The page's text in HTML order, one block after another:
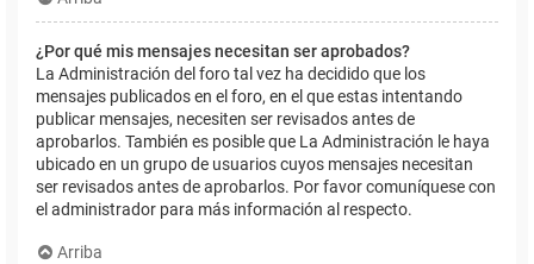
¿Por qué mis mensajes necesitan ser aprobados?
La Administración del foro tal vez ha decidido que los
mensajes publicados en el foro, en el que estas intentando
publicar mensajes, necesiten ser revisados antes de
aprobarlos. También es posible que La Administración le haya
ubicado en un grupo de usuarios cuyos mensajes necesitan
ser revisados antes de aprobarlos. Por favor comuníquese con
el administrador para más información al respecto.
Arriba